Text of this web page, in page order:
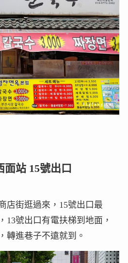
站 15號出口
店街逛過來，15號出口最
13號出口有電扶梯到地面，
轉進巷子不遠就到。